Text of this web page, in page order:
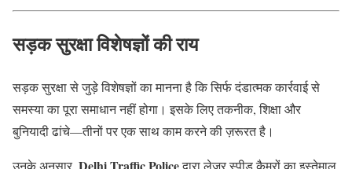
सड़क सुरक्षा विशेषज्ञों की राय
सड़क सुरक्षा से जुड़े विशेषज्ञों का मानना है कि सिर्फ दंडात्मक कार्रवाई से
समस्या का पूरा समाधान नहीं होगा। इसके लिए तकनीक, शिक्षा और
बुनियादी ढांचे—तीनों पर एक साथ काम करने की ज़रूरत है।
उनके अनुसार,
द्वारा लेज़र स्पीड कैमरों का इस्तेमाल